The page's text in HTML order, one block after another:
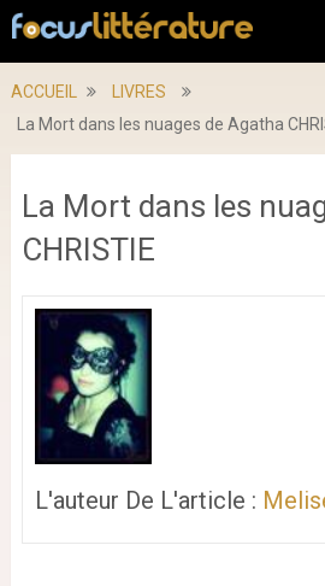
ACCUEIL
LIVRES
La Mort dans les nuages de Agatha
La Mort dans les
CHRISTIE
L'auteur De L'article :